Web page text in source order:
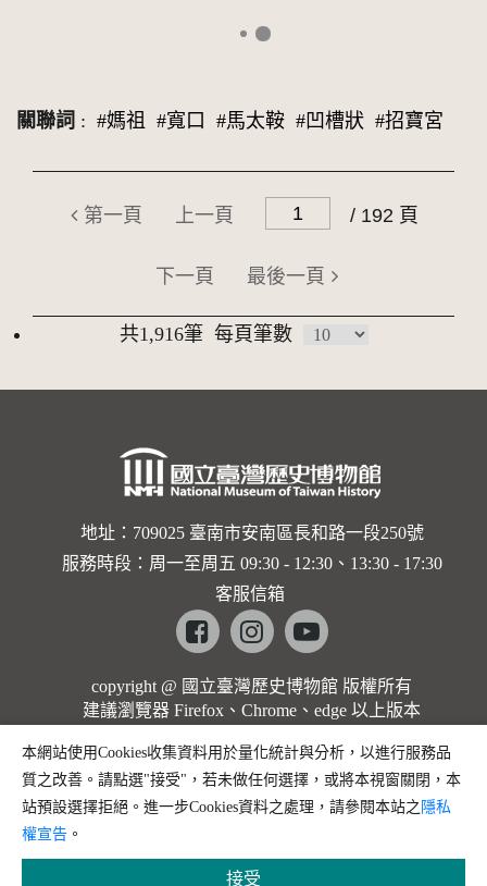
關聯詞 : #媽祖 #寬口 #馬太鞍 #凹槽狀 #招寶宮
第一頁 上一頁 / 192 頁
下一頁 最後一頁
共1,916筆 每頁筆數
地址：709025 臺南市安南區長和路一段250號
服務時段：周一至周五 09:30 - 12:30、13:30 - 17:30
客服信箱
Facebookinstagramyoutube
copyright @ 國立臺灣歷史博物館 版權所有
建議瀏覽器 Firefox、Chrome、edge 以上版本
本網站使用Cookies收集資料用於量化統計與分析，以進行服務品
質之改善。請點選"接受"，若未做任何選擇，或將本視窗關閉，本
站預設選擇拒絕。進一步Cookies資料之處理，請參閱本站之 隱私
權宣告 。
接受